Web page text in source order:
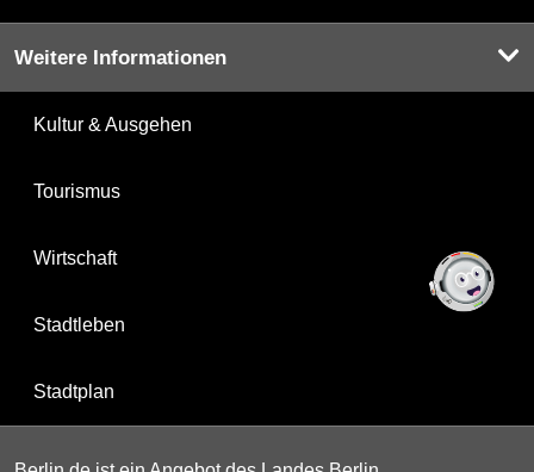
Weitere Informationen
Kultur & Ausgehen
Tourismus
Wirtschaft
Stadtleben
Stadtplan